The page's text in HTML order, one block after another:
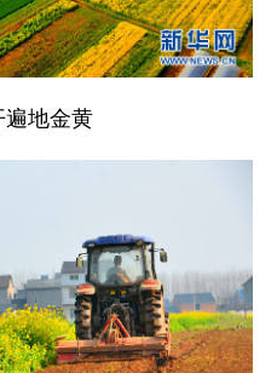
遍地金黄